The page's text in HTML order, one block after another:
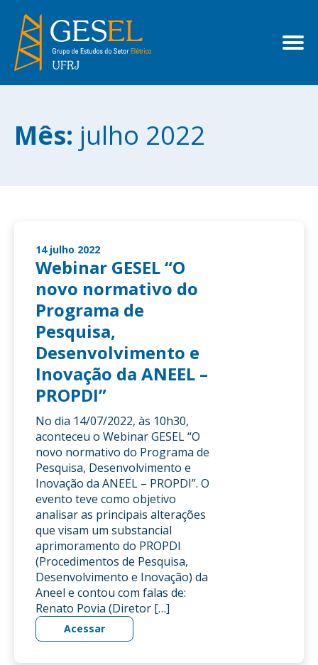
Mês: julho 2022
14 julho 2022
Webinar GESEL “O
novo normativo do
Programa de
Pesquisa,
Desenvolvimento e
Inovação da ANEEL –
PROPDI”
No dia 14/07/2022, às 10h30,
aconteceu o Webinar GESEL “O
novo normativo do Programa de
Pesquisa, Desenvolvimento e
Inovação da ANEEL – PROPDI”. O
evento teve como objetivo
analisar as principais alterações
que visam um substancial
aprimoramento do PROPDI
(Procedimentos de Pesquisa,
Desenvolvimento e Inovação) da
Aneel e contou com falas de:
Renato Povia (Diretor […]
Acessar